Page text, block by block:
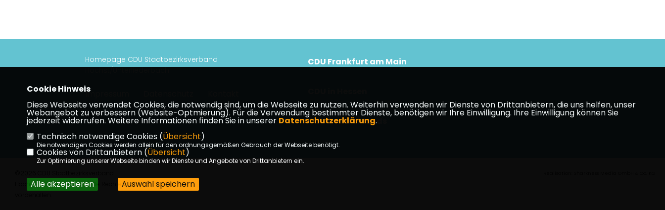
Homepage CDU Stadtbezirksverband
Impressum
CDU Frankfurt am Main
CDU Deutschlands
Höchst/Unterliederbach | Alle Rechte
Cookie Hinweis
Diese Webseite verwendet Cookies, die notwendig sind, um die Webseite zu nutzen. Weiterhin verwenden wir Dienste von Drittanbietern, die uns helfen, unser
Webangebot zu verbessern (Website-Optmierung). Für die Verwendung bestimmter Dienste, benötigen wir Ihre Einwilligung. Ihre Einwilligung können Sie
jederzeit widerrufen. Weitere Informationen finden Sie in unserer Datenschutzerklärung.
Technisch notwendige Cookies (Übersicht)
Die notwendigen Cookies werden allein für den ordnungsgemäßen Gebrauch der Webseite benötigt.
Cookies von Drittanbietern (Übersicht)
Zur Optimierung unserer Webseite binden wir Dienste und Angebote von Drittanbietern ein.
Alle akzeptieren Auswahl speichern